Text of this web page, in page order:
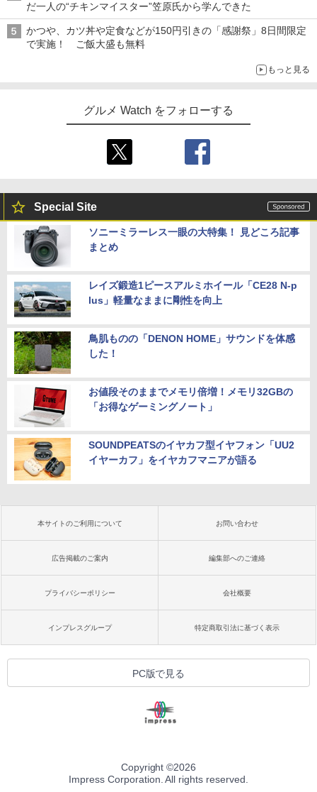
だ一人の“チキンマイスター”笠原氏から学んできた
かつや、カツ丼や定食などが150円引きの「感謝祭」8日間限定
で実施！ ご飯大盛も無料
もっと見る
グルメ Watch をフォローする
Special Site
ソニーミラーレス一眼の大特集！ 見どころ記事
まとめ
レイズ鍛造1ピースアルミホイール「CE28 N-p
lus」軽量なままに剛性を向上
鳥肌ものの「DENON HOME」サウンドを体感
した！
お値段そのままでメモリ倍増！メモリ32GBの
「お得なゲーミングノート」
SOUNDPEATSのイヤカフ型イヤフォン「UU2
イヤーカフ」をイヤカフマニアが語る
本サイトのご利用について お問い合わせ
広告掲載のご案内 編集部へのご連絡
プライバシーポリシー 会社概要
インプレスグループ 特定商取引法に基づく表示
PC版で見る
Copyright ©2026
Impress Corporation. All rights reserved.